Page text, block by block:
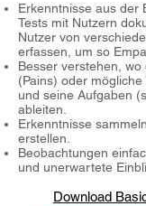
Erkenntnisse aus der
Tests mit Nutzern
Nutzer von
erfassen, um so
Besser verstehen,
(Pains) oder mögliche
und seine Aufgaben
ableiten.
Erkenntnisse
erstellen.
Beobachtungen
und unerwartete
Download